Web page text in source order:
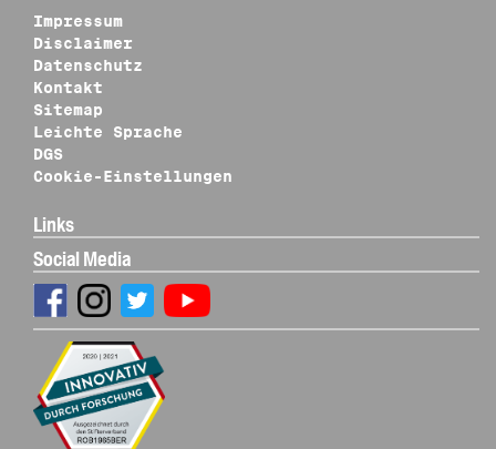
Impressum
Disclaimer
Datenschutz
Kontakt
Sitemap
Leichte Sprache
DGS
Cookie-Einstellungen
Links
Social Media